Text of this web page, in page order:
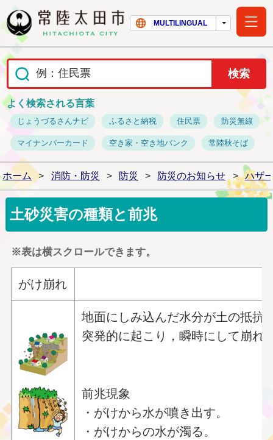
常陸太田市ホー
MULTILINGUAL
よく検索される言葉
じょうづるさんナビ ふるさと納税 住民票 防災無線
マイナンバーカード 空き家・空き地バンク 常陸秋そば
ホーム > 消防・防災 > 防災 > 防災のお知らせ > ハザ
土砂災害の種類と前兆
※表は横スクロールできます。
がけ崩れ
地面にしみ込んだ水分が土の抵抗
突発的に起こり，瞬時にして崩れ
前兆現象
・がけから水が噴き出す。
・がけからの水が濁る。